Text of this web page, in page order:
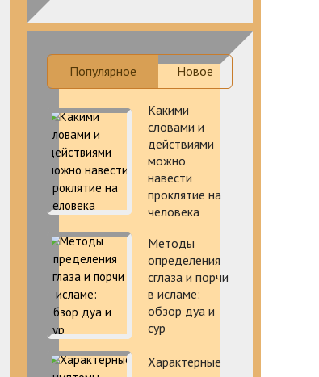
Популярное Новое
Какими
словами и
действиями
можно
навести
проклятие на
человека
Методы
определения
сглаза и порчи
в исламе:
обзор дуа и
сур
Характерные